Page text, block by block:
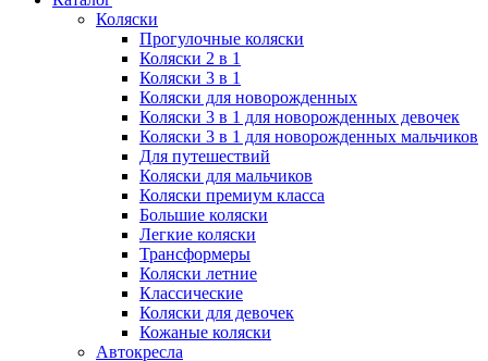
Коляски
Прогулочные коляски
Коляски 2 в 1
Коляски 3 в 1
Коляски для новорожденных
Коляски 3 в 1 для новорожденных девочек
Коляски 3 в 1 для новорожденных мальчиков
Для путешествий
Коляски для мальчиков
Коляски премиум класса
Большие коляски
Легкие коляски
Трансформеры
Коляски летние
Классические
Коляски для девочек
Кожаные коляски
Автокресла